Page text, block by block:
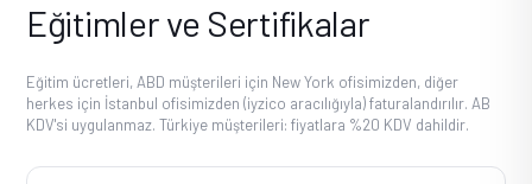
Eğitimler ve Sertifikalar
Eğitim ücretleri, ABD müşterileri için New York ofisimizden, diğer
herkes için İstanbul ofisimizden (iyzico aracılığıyla) faturalandırılır. AB
KDV'si uygulanmaz. Türkiye müşterileri: fiyatlara %20 KDV dahildir.